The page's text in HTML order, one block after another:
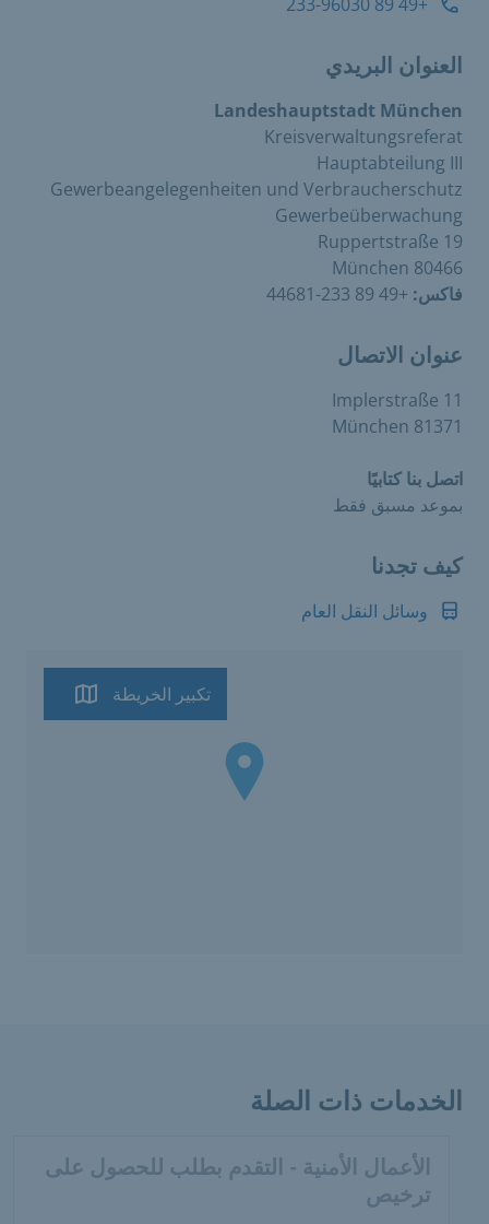
العنوان البريدي
Landeshauptstadt München
Kreisverwaltungsreferat
Hauptabteilung III
Gewerbeangelegenheiten und Verbraucherschutz
Gewerbeüberwachung
Ruppertstraße 19
80466 München
فاكس: +49 89 233-44681
عنوان الاتصال
Implerstraße 11
81371 München
اتصل بنا كتابيًا
بموعد مسبق فقط
كيف تجدنا
وسائل النقل العام
تكبير الخريطة
الخدمات ذات الصلة
الأعمال الأمنية - التقدم بطلب للحصول على
ترخيص